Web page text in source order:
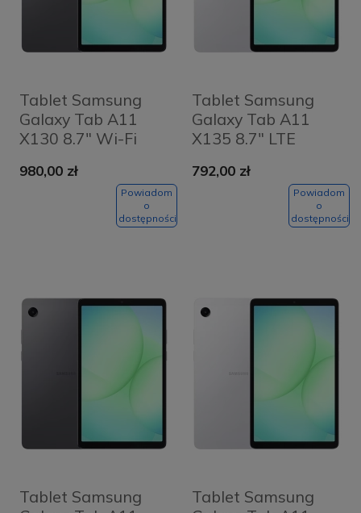
Tablet Samsung
Galaxy Tab A11
X130 8.7" Wi-Fi
Grey
980,00 zł
Powiadom
o
dostępności
Tablet Samsung
Galaxy Tab A11
X135 8.7" LTE
Silver
792,00 zł
Powiadom
o
dostępności
Tablet Samsung
Tablet Samsung